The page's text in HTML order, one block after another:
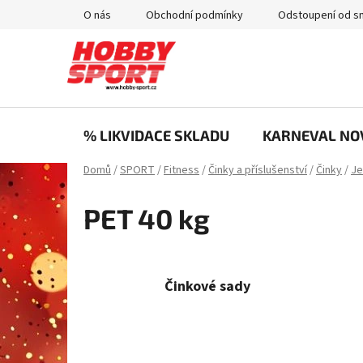
O nás Obchodní podmínky Odstoupení od
% LIKVIDACE SKLADU KARNEVAL
Domů/SPORT/Fitness/Činky a příslušenství/Činky/
PET 40 kg
Činkové sady